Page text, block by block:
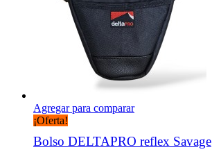
Agregar para comparar
¡Oferta!
Bolso DELTAPRO reflex Savage